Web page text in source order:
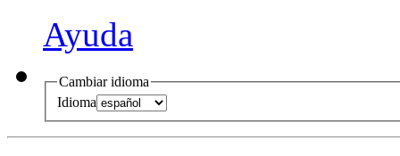
Ayuda
Cambiar idioma
Idioma